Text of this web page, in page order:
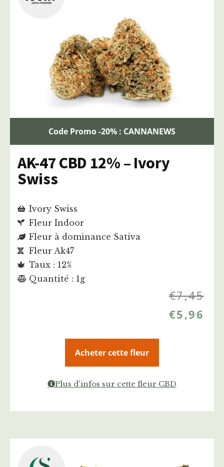
Code Promo -20% : CANNANEWS
AK-47 CBD 12% – Ivory
Swiss
Ivory Swiss
Fleur Indoor
Fleur à dominance Sativa
Fleur Ak47
Taux : 12%
Quantité : 1g
€7,45
€5,96
Acheter cette fleur
Plus d'infos sur cette fleur CBD